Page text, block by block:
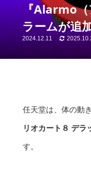
『Alarmo
ラームが追
2024.12.11
任天堂は、体の動
リオカート８ デラ
す。